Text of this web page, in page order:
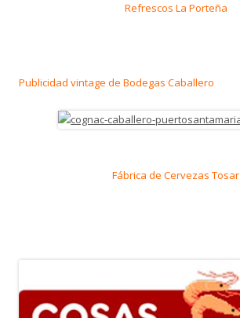
Refrescos La Porteña
Publicidad vintage de Bodegas Caballero
Fábrica de Cervezas Tosar